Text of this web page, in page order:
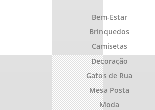
Bem-Estar
Brinquedos
Camisetas
Decoração
Gatos de Rua
Mesa Posta
Moda